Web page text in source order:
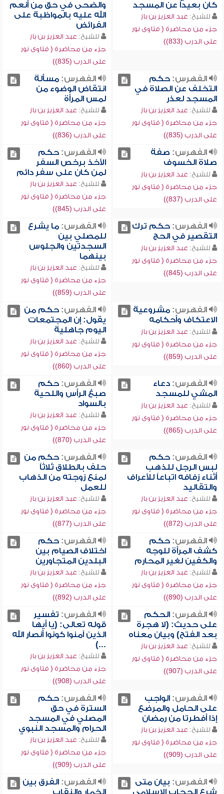
كان بعيداً عن المسجد
للشيخ: عبد العزيز بن باز
جزء من محاضرة ( فتاوى نور
على الدرب (833))
والضحى في حق من أنعم
الله عليه بالمواظبة على
الفرائض
للشيخ: عبد العزيز بن باز
جزء من محاضرة ( فتاوى نور
على الدرب (835))
الفهرس:حكم
التخلف عن الصلاة في
المسجد لعذر
للشيخ: عبد العزيز بن باز
جزء من محاضرة ( فتاوى نور
على الدرب (835))
الفهرس:مسألة
انتقاض الوضوء من
لمس المرأة
للشيخ: عبد العزيز بن باز
جزء من محاضرة ( فتاوى نور
على الدرب (836))
الفهرس: صفة
صلاة الخسوف
للشيخ: عبد العزيز بن باز
جزء من محاضرة ( فتاوى نور
على الدرب (837))
الفهرس:حكم
الأخذ برخص السفر
لمن كان على سفر دائم
للشيخ: عبد العزيز بن باز
جزء من محاضرة ( فتاوى نور
على الدرب (845))
الفهرس:حكم ترك
التقصير في الحج
للشيخ: عبد العزيز بن باز
جزء من محاضرة ( فتاوى نور
على الدرب (845))
الفهرس:ما يشرع
للمصلي بين
السجدتين والجلوس
بينهما
للشيخ: عبد العزيز بن باز
جزء من محاضرة ( فتاوى نور
على الدرب (859))
الفهرس:مشروعية
الاعتكاف وأحكامه
للشيخ: عبد العزيز بن باز
جزء من محاضرة ( فتاوى نور
على الدرب (859))
الفهرس:حكم من
يقول: إن المجتمعات
اليوم جاهلية
للشيخ: عبد العزيز بن باز
جزء من محاضرة ( فتاوى نور
على الدرب (860))
الفهرس:دعاء
المشي للمسجد
للشيخ: عبد العزيز بن باز
جزء من محاضرة ( فتاوى نور
على الدرب (865))
الفهرس:حكم
صبغ الرأس واللحية
بالسواد
للشيخ: عبد العزيز بن باز
جزء من محاضرة ( فتاوى نور
على الدرب (870))
الفهرس:حكم
لبس الرجل للذهب
أثناء زفافه اتباعاً للأعراف
والتقاليد
للشيخ: عبد العزيز بن باز
جزء من محاضرة ( فتاوى نور
على الدرب (872))
الفهرس:حكم من
حلف بالطلاق ثلاثاً
لمنع زوجته من الذهاب
للعمل
للشيخ: عبد العزيز بن باز
جزء من محاضرة ( فتاوى نور
على الدرب (877))
الفهرس:حكم
كشف المرأة للوجه
والكفين لغير المحارم
للشيخ: عبد العزيز بن باز
جزء من محاضرة ( فتاوى نور
على الدرب (890))
الفهرس:حكم
اختلاف الصيام بين
البلدين المتجاورين
للشيخ: عبد العزيز بن باز
جزء من محاضرة ( فتاوى نور
على الدرب (892))
الفهرس:الحكم
على حديث: (لا هجرة
بعد الفتح) وبيان معناه
للشيخ: عبد العزيز بن باز
جزء من محاضرة ( فتاوى نور
على الدرب (907))
الفهرس: تفسير
قوله تعالى: (يا أيها
الذين آمنوا كونوا أنصار الله
...)
للشيخ: عبد العزيز بن باز
جزء من محاضرة ( فتاوى نور
على الدرب (908))
الفهرس:الواجب
على الحامل والمرضع
إذا أفطرتا من رمضان
للشيخ: عبد العزيز بن باز
جزء من محاضرة ( فتاوى نور
على الدرب (909))
الفهرس:حكم
السترة في حق
المصلي في المسجد
الحرام والمسجد النبوي
للشيخ: عبد العزيز بن باز
جزء من محاضرة ( فتاوى نور
على الدرب (909))
الفهرس: بيان متى
شرع الحجاب الإسلامي
الفهرس:الفرق بين
الخمار والنقاب